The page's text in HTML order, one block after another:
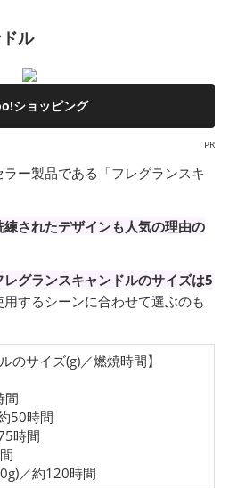
ル
ショッピング
PR
ー製品である「フレグランスキ
練されたデザインも人気の理由の
レグランスキャンドルのサイズは5
するシーンに合わせて選ぶのも
のサイズ(g)／燃焼時間】
間
50時間
時間
／約120時間